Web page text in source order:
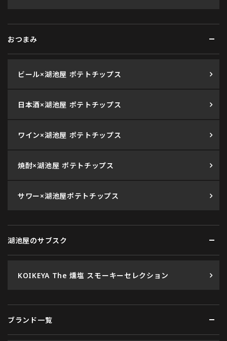
おつまみ
ビール×湖池屋 ポテトチップス
日本酒×湖池屋 ポテトチップス
ワイン×湖池屋 ポテトチップス
焼酎×湖池屋 ポテトチップス
サワー×湖池屋ポテトチップス
湖池屋のサブスク
KOIKEYA The 燻塩 スモーキーセレクション
ブランド一覧